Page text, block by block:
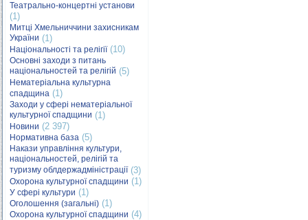
Театрально-концертні установи
(1)
Митці Хмельниччини захисникам
України (1)
Національності та релігії(10)
Основні заходи з питань
національностей та релігій (5)
Нематеріальна культурна
спадщина (1)
Заходи у сфері нематеріальної
культурної спадщини (1)
Новини (2 397)
Нормативна база (5)
Накази управління культури,
національностей, релігій та
туризму облдержадміністрації(3)
Охорона культурної спадщини (1)
У сфері культури (1)
Оголошення (загальні) (1)
Охорона культурної спадщини (4)